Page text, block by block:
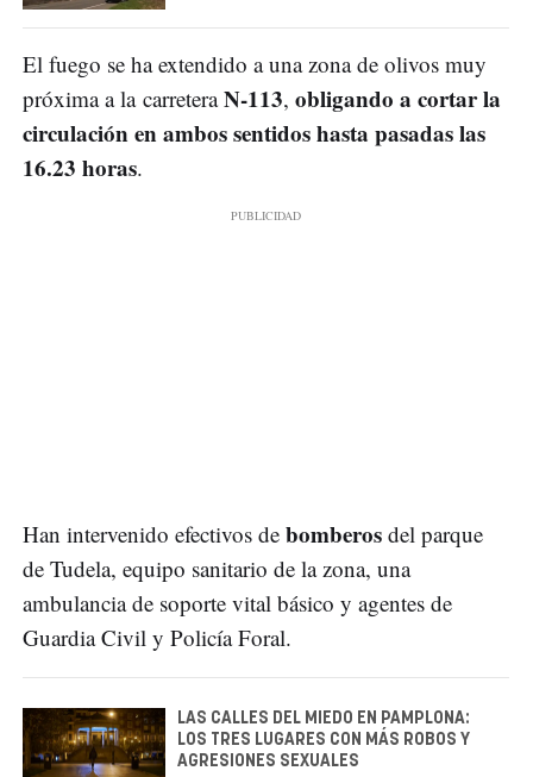
El fuego se ha extendido a una zona de olivos muy
próxima a la carreteraN-113, obligando a cortar la
circulación en ambos sentidos hasta pasadas las
16.23 horas.
Han intervenido efectivos de bomberos del parque
de Tudela, equipo sanitario de la zona, una
ambulancia de soporte vital básico y agentes de
Guardia Civil y Policía Foral.
LAS CALLES DEL MIEDO EN PAMPLONA:
LOS TRES LUGARES CON MÁS ROBOS Y
AGRESIONES SEXUALES